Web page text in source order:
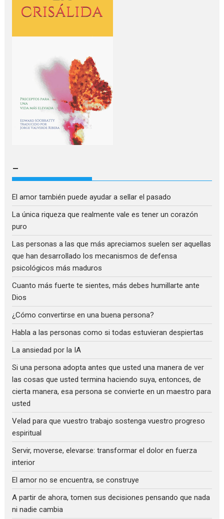
–
El amor también puede ayudar a sellar el pasado
La única riqueza que realmente vale es tener un corazón
puro
Las personas a las que más apreciamos suelen ser aquellas
que han desarrollado los mecanismos de defensa
psicológicos más maduros
Cuanto más fuerte te sientes, más debes humillarte ante
Dios
¿Cómo convertirse en una buena persona?
Habla a las personas como si todas estuvieran despiertas
La ansiedad por la IA
Si una persona adopta antes que usted una manera de ver
las cosas que usted termina haciendo suya, entonces, de
cierta manera, esa persona se convierte en un maestro para
usted
Velad para que vuestro trabajo sostenga vuestro progreso
espiritual
Servir, moverse, elevarse: transformar el dolor en fuerza
interior
El amor no se encuentra, se construye
A partir de ahora, tomen sus decisiones pensando que nada
ni nadie cambia